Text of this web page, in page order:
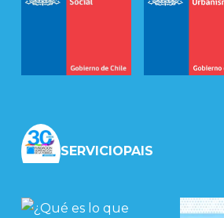
SERVICIOPAIS